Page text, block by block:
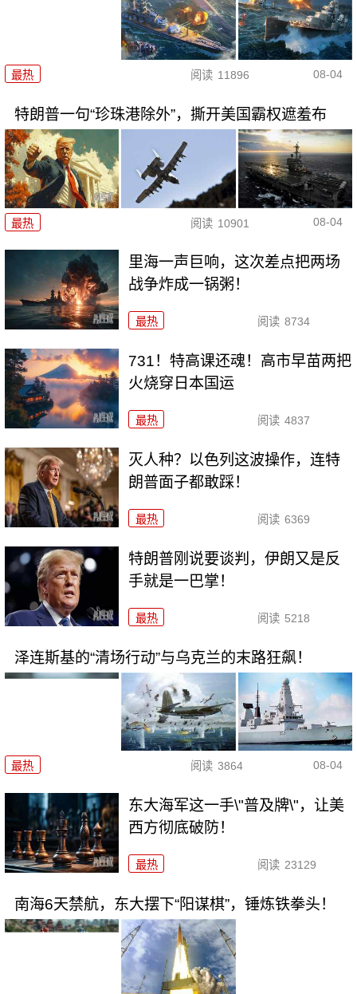
最热 阅读 11896 08-04
特朗普一句“珍珠港除外”，撕开美国霸权遮羞布
最热 阅读 10901 08-04
里海一声巨响，这次差点把两场
战争炸成一锅粥！
最热 阅读 8734
731！特高课还魂！高市早苗两把
火烧穿日本国运
最热 阅读 4837
灭人种？以色列这波操作，连特
朗普面子都敢踩！
最热 阅读 6369
特朗普刚说要谈判，伊朗又是反
手就是一巴掌！
最热 阅读 5218
泽连斯基的“清场行动”与乌克兰的末路狂飙！
最热 阅读 3864 08-04
东大海军这一手\"普及牌\"，让美
西方彻底破防！
最热 阅读 23129
南海6天禁航，东大摆下“阳谋棋”，锤炼铁拳头！